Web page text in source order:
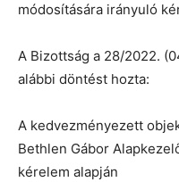
módosítására irányuló
A Bizottság a 28/2022.
alábbi döntést hozta:
A kedvezményezett
Bethlen Gábor
kérelem alapján